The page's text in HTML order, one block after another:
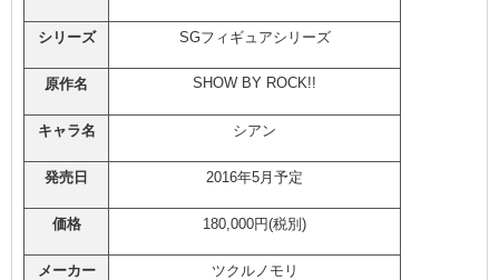
シリーズ SGフィギュアシリーズ
原作名 SHOW BY ROCK!!
キャラ名 シアン
発売日 2016年5月予定
価格 180,000円(税別)
メーカー ツクルノモリ